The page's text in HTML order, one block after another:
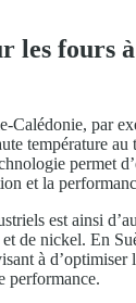
les fours
Calédonie, par
température au
permet
et la
est ainsi
et de nickel. En
à d’optimiser
performance.